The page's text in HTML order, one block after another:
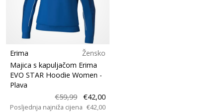
Erima
Žensko
Majica s kapuljačom Erima
EVO STAR Hoodie Women -
Plava
€59,99
€42,00
Posljednja najniža cijena €42,00